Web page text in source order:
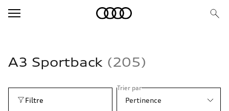
A3 Sportback 205
Filtre
Trier par
Pertinence